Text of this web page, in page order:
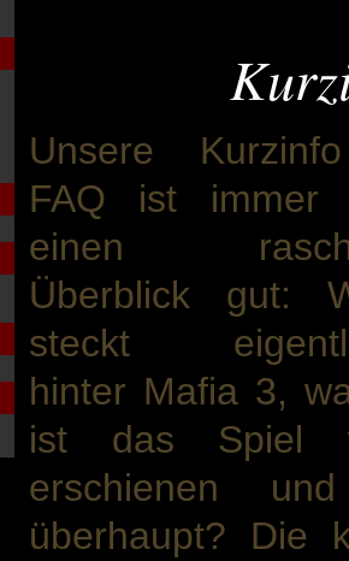
Unsere
FAQ ist immer
einen
Überblick gut:
steckt
hinter Mafia 3,
ist das Spiel
erschienen
überhaupt? Die